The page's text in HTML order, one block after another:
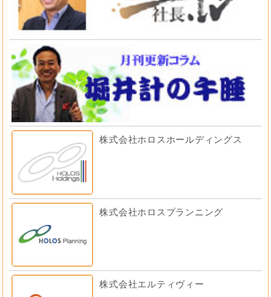
株式会社ホロスホールディングス
株式会社ホロスプランニング
株式会社エルティヴィー